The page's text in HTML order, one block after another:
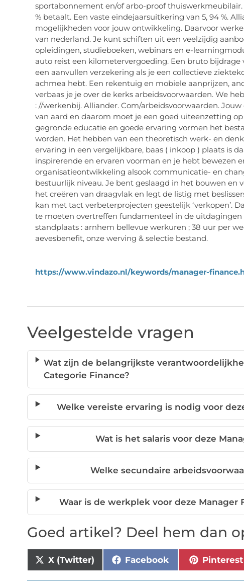
sportabonnement en/of arbo-proof
% betaalt. Een vaste eindejaarsuitkering van 5, 94 %.
mogelijkheden voor jouw ontwikkeling. Daarvoor
van nederland. Je kunt schiften uit een veelzijdig
opleidingen, studieboeken, webinars en e-
auto reist een kilometervergoeding. Een bruto
een aanvullen verzekering als je een collectieve
achmea hebt. Een rekentuig en mobiele aanprijzen,
verbaas je je over de kerks arbeidsvoorwaarden. We
: //werkenbij. Alliander. Com/arbeidsvoorwaarden.
van aard en daarom moet je een goed uiteenzetting
gegronde educatie en goede ervaring vormen het
worden. Het hebben van een theoretisch werk- en
ervaring in een vergelijkbare, baas ( inkoop ) plaats is
inspirerende en ervaren voorman en je hebt bewezen
organisatieontwikkeling alsook communicatie- en
bestuurlijk niveau. Je bent geslaagd in het bouwen en
het creëren van draagvlak en legt de listig met
kan met tact verbeterprojecten geestelijk ‘verkopen’.
te moeten overtreffen fundamenteel in de
standplaats : arnhem bellevue werkuren ; 38 uur per
aevesbenefit, onze werving & selectie bestand.
https://www.vindazo.nl/keywords/manager-
Veelgestelde vragen
Wat zijn de belangrijkste
Categorie Finance?
Welke vereiste ervaring is nodig voor
Wat is het salaris voor deze
Welke secundaire
Waar is de werkplek voor deze Manager
Goed artikel? Deel hem dan
X (Twitter) Facebook Pinterest